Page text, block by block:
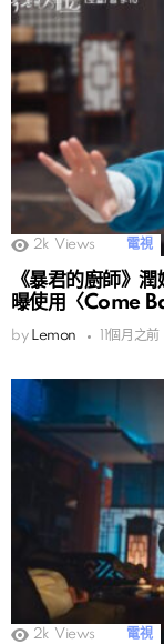
2k Views 電視
《暴君的廚師》
曝使用〈Come
by Lemon 11個月之前
2k Views 電視